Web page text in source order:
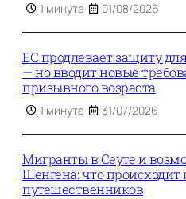
1 минута 01/08/2026
ЕС продлевает защиту
— но вводит новые
призывного возраста
1 минута 31/07/2026
Мигранты в Сеуте и
Шенгена: что
путешественников